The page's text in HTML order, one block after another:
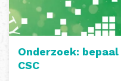
Onderzoek:
CSC